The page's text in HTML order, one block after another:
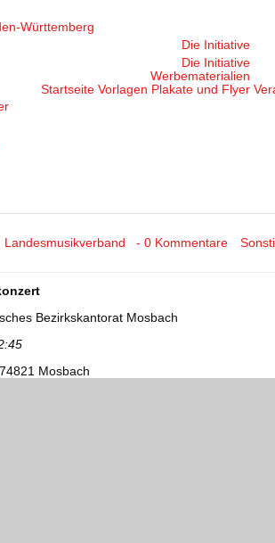
Startseite
Die Initiative
Die Initiative
Werbematerialien
Vorlagen Plakate und Flyer
Landesmusikverband - 0 Kommentare
Bezirkskantorat Mosbach
Mosbach